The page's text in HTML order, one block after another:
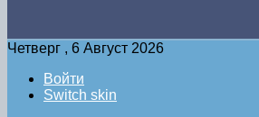
Четверг , 6 Август 2026
Войти
Switch skin